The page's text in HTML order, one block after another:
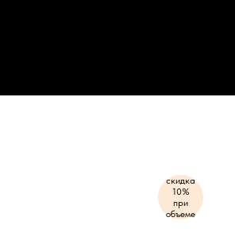
скидка
10%
при
объеме